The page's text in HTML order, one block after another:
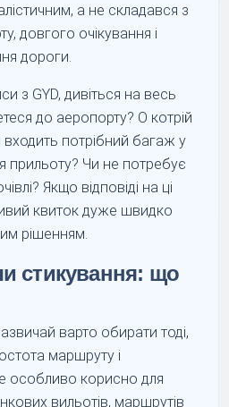
а не складався з
довгого очікування і
дороги.
з GYD, дивіться на весь
до аеропорту? О котрій
входить потрібний багаж у
прильоту? Чи не потребує
Якщо відповіді на ці
квиток дуже швидко
рішенням.
стикування: що
варто обирати тоді,
маршруту і
особливо корисно для
вильотів, маршрутів